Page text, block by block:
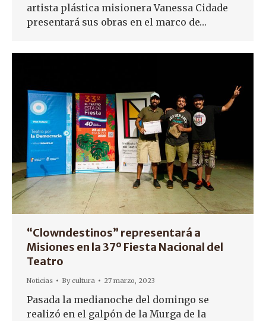
artista plástica misionera Vanessa Cidade
presentará sus obras en el marco de…
“Clowndestinos” representará a
Misiones en la 37º Fiesta Nacional del
Teatro
Noticias Bycultura 27 marzo, 2023
Pasada la medianoche del domingo se
realizó en el galpón de la Murga de la